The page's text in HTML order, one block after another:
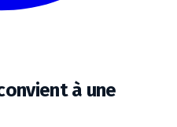
CHOIX PRATIQUES POUR
à une